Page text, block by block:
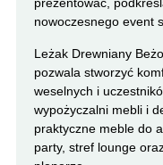
prezentować,
nowoczesnego event
Leżak Drewniany
pozwala stworzyć
weselnych i
wypożyczalni mebli i
praktyczne meble do
party, stref lounge